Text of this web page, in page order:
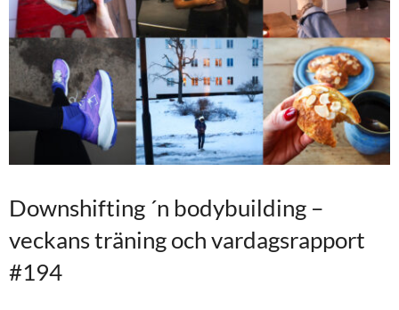
Downshifting ´n bodybuilding –
veckans träning och vardagsrapport
#194